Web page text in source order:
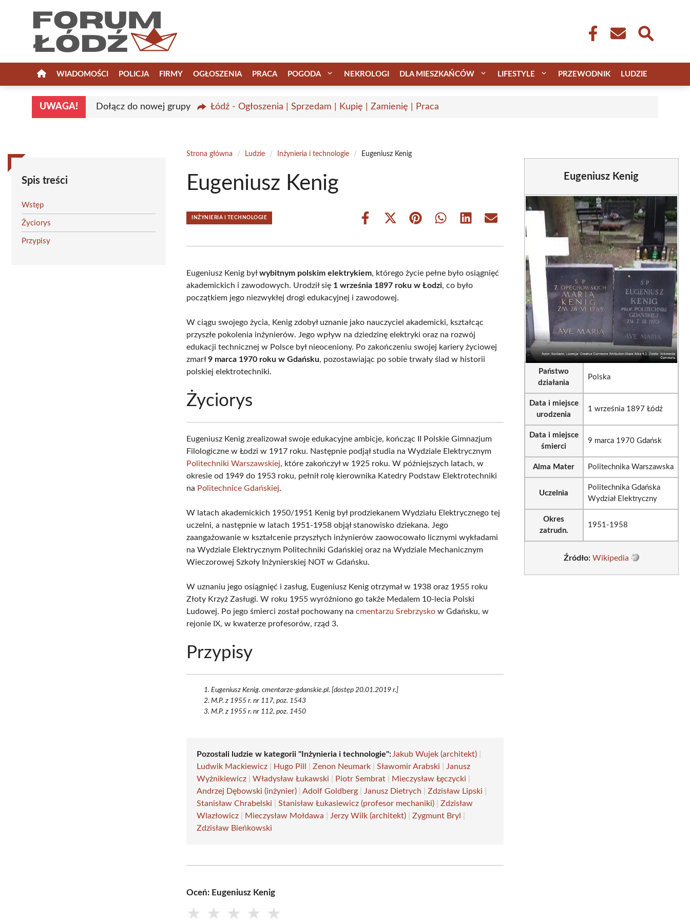
WIADOMOŚCI POLICJA FIRMY OGŁOSZENIA PRACA POGODA NEKROLOGI DLA MIESZKAŃCÓW LIFESTYLE PRZEWODNIK LUDZIE
UWAGA! Dołącz do nowej grupy Łódź - Ogłoszenia | Sprzedam | Kupię | Zamienię | Praca
Spis treści
Wstęp
Życiorys
Przypisy
Strona główna / Ludzie / Inżynieria i technologie / Eugeniusz Kenig
Eugeniusz Kenig
INŻYNIERIA I TECHNOLOGIE
Share
Share
(Twitter)
Share Share Share Share
Eugeniusz Kenig byłwybitnym polskim elektrykiem, którego życie pełne było osiągnięć
akademickich i zawodowych. Urodził się 1 września 1897 roku w Łodzi, co było
początkiem jego niezwykłej drogi edukacyjnej i zawodowej.
W ciągu swojego życia, Kenig zdobył uznanie jako nauczyciel akademicki, kształcąc
przyszłe pokolenia inżynierów. Jego wpływ na dziedzinę elektryki oraz na rozwój
edukacji technicznej w Polsce był nieoceniony. Po zakończeniu swojej kariery życiowej
zmarł9 marca 1970 roku w Gdańsku, pozostawiając po sobie trwały ślad w historii
polskiej elektrotechniki.
Życiorys
Eugeniusz Kenig zrealizował swoje edukacyjne ambicje, kończąc II Polskie Gimnazjum
Filologiczne w Łodzi w 1917 roku. Następnie podjął studia na Wydziale Elektrycznym
Politechniki Warszawskiej, które zakończył w 1925 roku. W późniejszych latach, w
okresie od 1949 do 1953 roku, pełnił rolę kierownika Katedry Podstaw Elektrotechniki
na Politechnice Gdańskiej.
W latach akademickich 1950/1951 Kenig był prodziekanem Wydziału Elektrycznego tej
uczelni, a następnie w latach 1951-1958 objął stanowisko dziekana. Jego
zaangażowanie w kształcenie przyszłych inżynierów zaowocowało licznymi wykładami
na Wydziale Elektrycznym Politechniki Gdańskiej oraz na Wydziale Mechanicznym
Wieczorowej Szkoły Inżynierskiej NOT w Gdańsku.
W uznaniu jego osiągnięć i zasług, Eugeniusz Kenig otrzymał w 1938 oraz 1955 roku
Złoty Krzyż Zasługi. W roku 1955 wyróżniono go także Medalem 10-lecia Polski
Ludowej. Po jego śmierci został pochowany nacmentarzu Srebrzysko w Gdańsku, w
rejonie IX, w kwaterze profesorów, rząd 3.
Przypisy
Eugeniusz Kenig. cmentarze-gdanskie.pl. [dostęp 20.01.2019 r.]
M.P. z 1955 r. nr 117, poz. 1543
M.P. z 1955 r. nr 112, poz. 1450
Pozostali ludzie w kategorii "Inżynieria i technologie": Jakub Wujek (architekt)
Ludwik Mackiewicz
Hugo Pill |Zenon Neumark |Sławomir Arabski
Janusz
Wyżnikiewicz |Władysław Łukawski Piotr Sembrat Mieczysław Łęczycki
Andrzej Dębowski (inżynier) |Adolf Goldberg Janusz Dietrych |Zdzisław Lipski
Stanisław Chrabelski |Stanisław Łukasiewicz (profesor mechaniki) |Zdzisław
Wlazłowicz
Mieczysław Mołdawa Jerzy Wilk (architekt) |Zygmunt Bryl
Zdzisław Bieńkowski
Oceń: Eugeniusz Kenig
★ ★ ★ ★ ★
Eugeniusz Kenig
Państwo
działania
Polska
Data i miejsce
urodzenia
1 września 1897 Łódź
Data i miejsce
śmierci
9 marca 1970 Gdańsk
Alma Mater Politechnika Warszawska
Uczelnia
Politechnika Gdańska
Wydział Elektryczny
Okres
zatrudn.
1951-1958
Źródło: Wikipedia